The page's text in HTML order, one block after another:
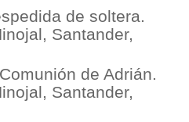
de soltera.
Santander,
de Adrián.
Santander,